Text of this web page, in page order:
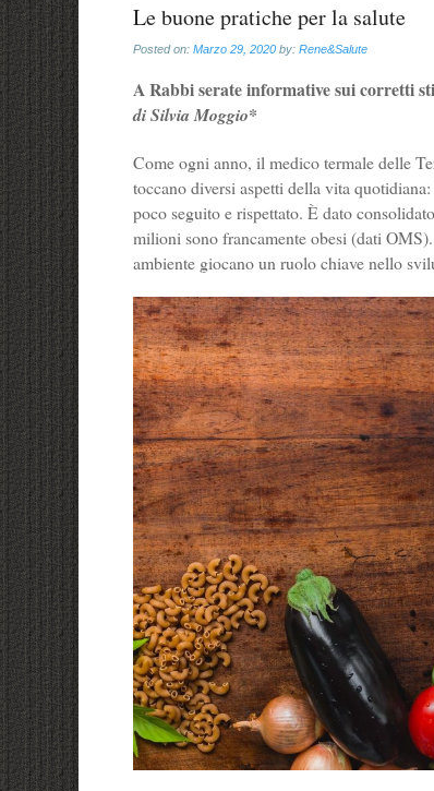
Le buone pratiche per la salute
Posted on: Marzo 29, 2020 by: Rene&Salute
A Rabbi serate informative sui corretti
di Silvia Moggio*
Come ogni anno, il medico termale delle
toccano diversi aspetti della vita
poco seguito e rispettato. È dato
milioni sono francamente obesi (dati
ambiente giocano un ruolo chiave nello